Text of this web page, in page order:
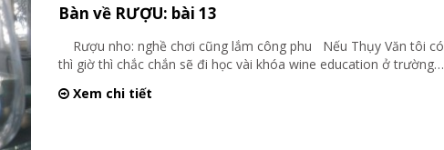
Bàn về RƯỢU: bài 13
Rượu nho: nghề chơi cũng lắm công phu Nếu Thụy Văn tôi có
thì giờ thì chắc chắn sẽ đi học vài khóa wine education ở trường…
Xem chi tiết